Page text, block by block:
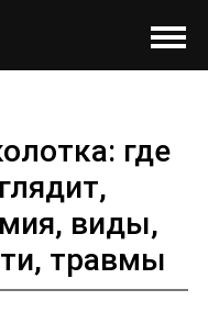
где
виды,
травмы